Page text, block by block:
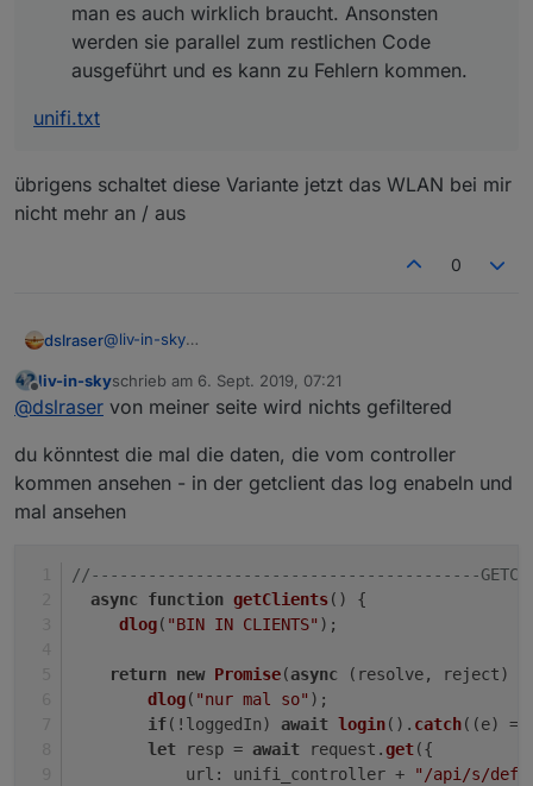
man es auch wirklich braucht. Ansonsten
werden sie parallel zum restlichen Code
ausgeführt und es kann zu Fehlern kommen.
unifi.txt
übrigens schaltet diese Variante jetzt das WLAN bei mir
nicht mehr an / aus
0
dslraser@liv-in-sky
bei mir gibt es zwei Harmony HUB
irgendwie als doppelt weg gefiltert ?
es wird nur dieser angelegt
Offline
liv-in-skyschrieb am 6. Sept. 2019, 07:21
zuletzt editiert von
@dslraser von meiner seite wird nichts gefiltered
du könntest die mal die daten, die vom controller
kommen ansehen - in der getclient das log enabeln und
mal ansehen
//-----------------------------------------
async
function getClients( ) {
dlog( "BIN IN CLIENTS" );
return new Promise(async (resolve, reject)
dlog( "nur mal so" );
if(!loggedIn) await login(). catch( (e) =>
let resp = await request.get({
url : unifi_controller +
"/api/s/